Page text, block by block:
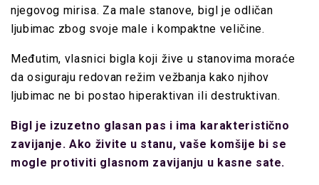
njegovog mirisa. Za male stanove, bigl je odličan
ljubimac zbog svoje male i kompaktne veličine.
Međutim, vlasnici bigla koji žive u stanovima moraće
da osiguraju redovan režim vežbanja kako njihov
ljubimac ne bi postao hiperaktivan ili destruktivan.
Bigl je izuzetno glasan pas i ima karakteristično
zavijanje. Ako živite u stanu, vaše komšije bi se
mogle protiviti glasnom zavijanju u kasne sate.